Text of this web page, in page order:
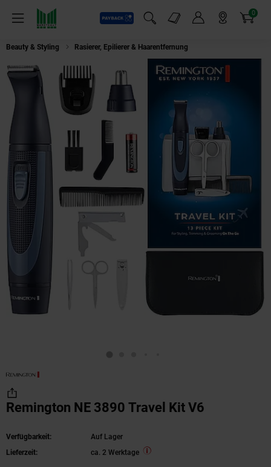
Menü
Payback
Suchfeld einblenden
Markt-Angebote 0
Artikel
Beauty & Styling Rasierer, Epilierer & Haarentfernung
Remington NE 3890 Travel Kit V6
Verfügbarkeit:
Auf Lager
Lieferzeit:
ca. 2 Werktage